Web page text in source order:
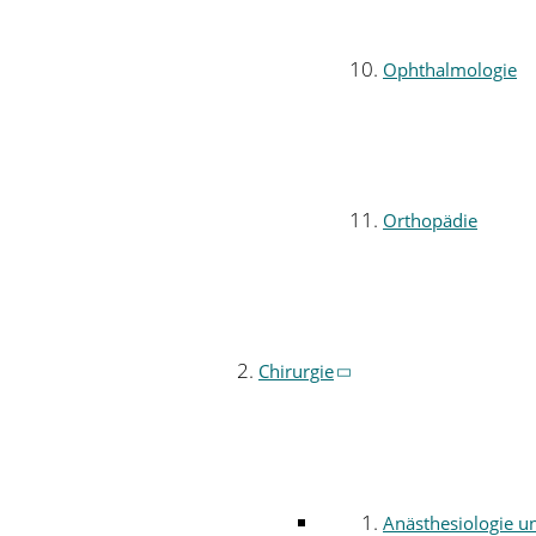
Ophthalmologie
Orthopädie
Chirurgie
Anästhesiologie